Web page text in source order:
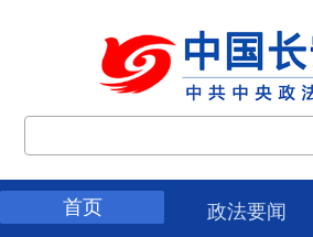
首页 政法要闻